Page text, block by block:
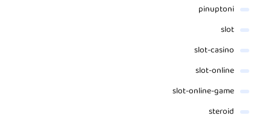
pinuptoni
slot
slot-casino
slot-online
slot-online-game
steroid